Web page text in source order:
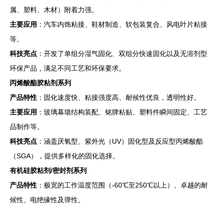
属、塑料、木材）附着力强。
主要应用 ：汽车内饰粘接、鞋材制造、软包装复合、风电叶片粘接
等。
科技亮点 ：开发了单组分湿气固化、双组分快速固化以及无溶剂型
环保产品，满足不同工艺和环保要求。
丙烯酸酯胶粘剂系列
产品特性 ：固化速度快、粘接强度高、耐候性优良，透明性好。
主要应用 ：玻璃幕墙结构装配、铭牌粘贴、塑料件瞬间固定、工艺
品制作等。
科技亮点 ：涵盖厌氧型、紫外光（UV）固化型及反应型丙烯酸酯
（SGA），提供多样化的固化选择。
有机硅胶粘剂/密封剂系列
产品特性 ：极宽的工作温度范围（-60℃至250℃以上）、卓越的耐
候性、电绝缘性及弹性。